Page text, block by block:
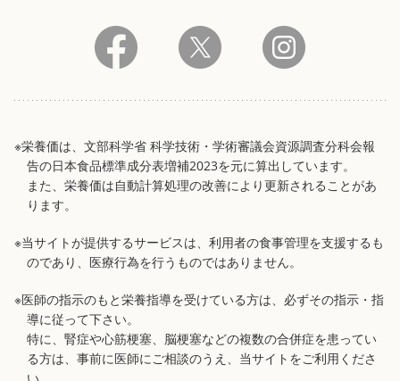
※栄養価は、文部科学省 科学技術・学術審議会資源調査分科会報
告の日本食品標準成分表増補2023を元に算出しています。
また、栄養価は自動計算処理の改善により更新されることがあ
ります。
※当サイトが提供するサービスは、利用者の食事管理を支援するも
のであり、医療行為を行うものではありません。
※医師の指示のもと栄養指導を受けている方は、必ずその指示・指
導に従って下さい。
特に、腎症や心筋梗塞、脳梗塞などの複数の合併症を患ってい
る方は、事前に医師にご相談のうえ、当サイトをご利用くださ